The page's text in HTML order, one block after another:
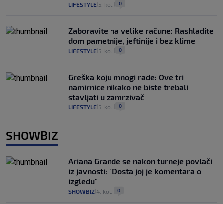
LIFESTYLE 5. kol. 0
Zaboravite na velike račune: Rashladite
dom pametnije, jeftinije i bez klime
LIFESTYLE 5. kol. 0
Greška koju mnogi rade: Ove tri
namirnice nikako ne biste trebali
stavljati u zamrzivač
LIFESTYLE 5. kol. 0
SHOWBIZ
Ariana Grande se nakon turneje povlači
iz javnosti: "Dosta joj je komentara o
izgledu"
SHOWBIZ 4. kol. 0